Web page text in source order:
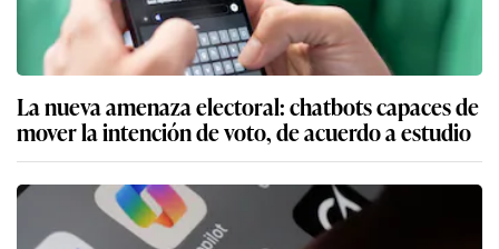
La nueva amenaza electoral: chatbots capaces de
mover la intención de voto, de acuerdo a estudio